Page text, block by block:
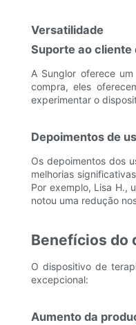
Versatilidade
Suporte ao cliente
A Sunglor oferece
compra, eles
experimentar o
Depoimentos de
Os depoimentos dos
melhorias
Por exemplo, Lisa H.,
notou uma redução
Benefícios do
O dispositivo de
excepcional:
Aumento da